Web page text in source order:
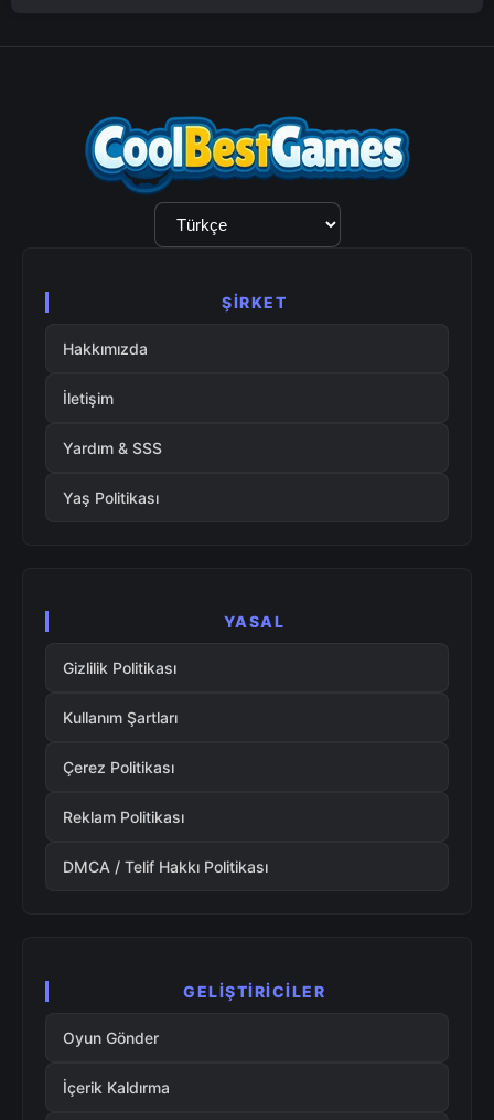
Dil
Seçimi
ŞIRKET
Hakkımızda
İletişim
Yardım & SSS
Yaş Politikası
YASAL
Gizlilik Politikası
Kullanım Şartları
Çerez Politikası
Reklam Politikası
DMCA / Telif Hakkı Politikası
GELIŞTIRICILER
Oyun Gönder
İçerik Kaldırma